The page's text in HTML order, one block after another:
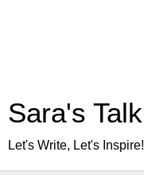
Sara's Talk
Let's Write, Let's Inspire!